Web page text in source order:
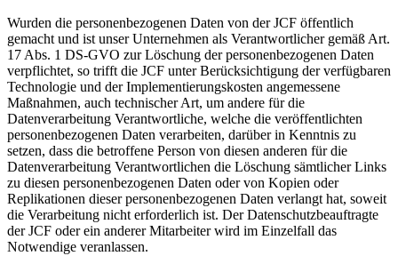
Wurden die personenbezogenen Daten von der JCF öffentlich
gemacht und ist unser Unternehmen als Verantwortlicher gemäß Art.
17 Abs. 1 DS-GVO zur Löschung der personenbezogenen Daten
verpflichtet, so trifft die JCF unter Berücksichtigung der verfügbaren
Technologie und der Implementierungskosten angemessene
Maßnahmen, auch technischer Art, um andere für die
Datenverarbeitung Verantwortliche, welche die veröffentlichten
personenbezogenen Daten verarbeiten, darüber in Kenntnis zu
setzen, dass die betroffene Person von diesen anderen für die
Datenverarbeitung Verantwortlichen die Löschung sämtlicher Links
zu diesen personenbezogenen Daten oder von Kopien oder
Replikationen dieser personenbezogenen Daten verlangt hat, soweit
die Verarbeitung nicht erforderlich ist. Der Datenschutzbeauftragte
der JCF oder ein anderer Mitarbeiter wird im Einzelfall das
Notwendige veranlassen.